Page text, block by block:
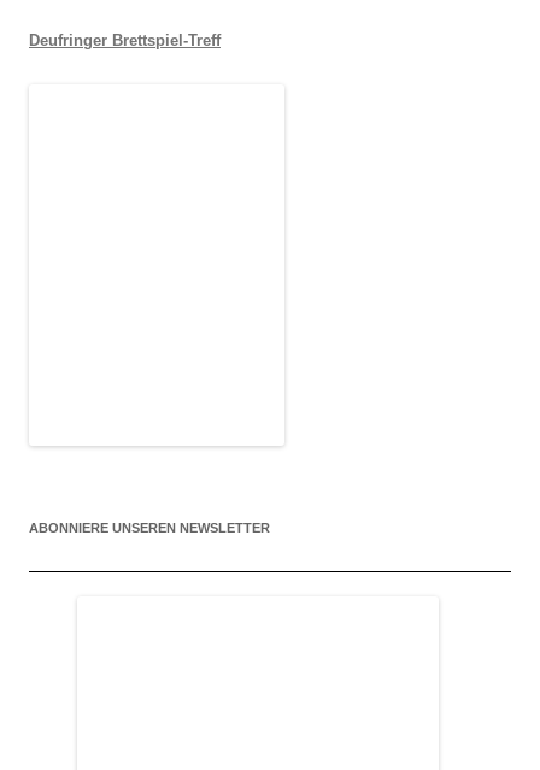
Deufringer Brettspiel-Treff
ABONNIERE UNSEREN NEWSLETTER